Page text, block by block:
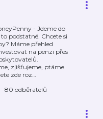
- Jdeme do
podstatné. Chcete si
Máme přehled
na penzi přes
zjišťujeme, ptáme
zde roz…
80 odběratelů